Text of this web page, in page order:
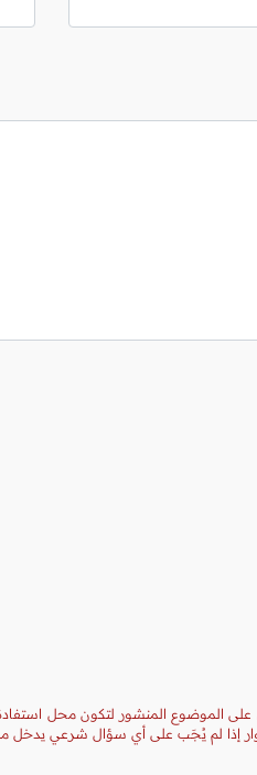
الموضوع المنشور لتكون محل
إذا لم يُجَب على أي سؤال شرعي يدخل